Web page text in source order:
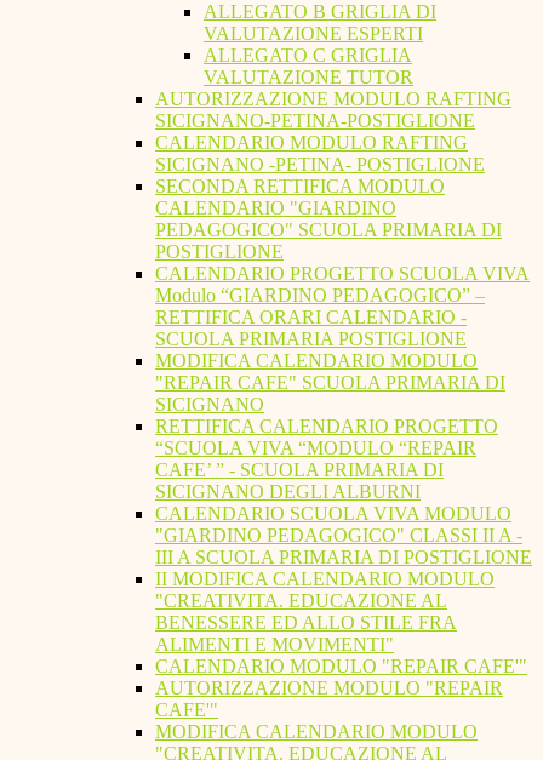
ALLEGATO B GRIGLIA DI
VALUTAZIONE ESPERTI
ALLEGATO C GRIGLIA
VALUTAZIONE TUTOR
AUTORIZZAZIONE MODULO RAFTING
SICIGNANO-PETINA-POSTIGLIONE
CALENDARIO MODULO RAFTING
SICIGNANO -PETINA- POSTIGLIONE
SECONDA RETTIFICA MODULO
CALENDARIO "GIARDINO
PEDAGOGICO" SCUOLA PRIMARIA DI
POSTIGLIONE
CALENDARIO PROGETTO SCUOLA VIVA
Modulo “GIARDINO PEDAGOGICO” –
RETTIFICA ORARI CALENDARIO -
SCUOLA PRIMARIA POSTIGLIONE
MODIFICA CALENDARIO MODULO
"REPAIR CAFE" SCUOLA PRIMARIA DI
SICIGNANO
RETTIFICA CALENDARIO PROGETTO
“SCUOLA VIVA “MODULO “REPAIR
CAFE’ ” - SCUOLA PRIMARIA DI
SICIGNANO DEGLI ALBURNI
CALENDARIO SCUOLA VIVA MODULO
"GIARDINO PEDAGOGICO" CLASSI II A -
III A SCUOLA PRIMARIA DI POSTIGLIONE
II MODIFICA CALENDARIO MODULO
"CREATIVITA. EDUCAZIONE AL
BENESSERE ED ALLO STILE FRA
ALIMENTI E MOVIMENTI"
CALENDARIO MODULO "REPAIR CAFE'"
AUTORIZZAZIONE MODULO "REPAIR
CAFE'"
MODIFICA CALENDARIO MODULO
"CREATIVITA. EDUCAZIONE AL